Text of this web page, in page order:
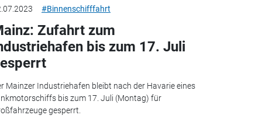
#Binnenschifffahrt
Zufahrt zum
bis zum 17. Juli
Mainzer Industriehafen bleibt nach der Havarie eines
bis zum 17. Juli (Montag) für
gesperrt.